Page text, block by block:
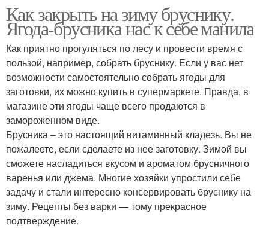
Как закрыть на зиму бруснику.
Ягода-брусника нас к себе манила
Как приятно прогуляться по лесу и провести время с
пользой, например, собрать бруснику. Если у вас нет
возможности самостоятельно собрать ягоды для
заготовки, их можно купить в супермаркете. Правда, в
магазине эти ягоды чаще всего продаются в
замороженном виде.
Брусника – это настоящий витаминный кладезь. Вы не
пожалеете, если сделаете из нее заготовку. Зимой вы
сможете насладиться вкусом и ароматом брусничного
варенья или джема. Многие хозяйки упростили себе
задачу и стали интересно консервировать бруснику на
зиму. Рецепты без варки — тому прекрасное
подтверждение.